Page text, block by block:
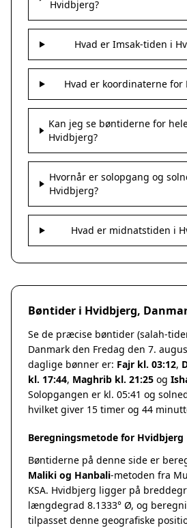
Hvidbjerg?
Hvad er Imsak-tiden i
Hvad er koordinaterne for
Kan jeg se bøntiderne for
Hvidbjerg?
Hvornår er solopgang og
Hvidbjerg?
Hvad er midnatstiden i
Bøntider i Hvidbjerg,
Se de præcise bøntider (salah-
Danmark den Fredag den 7.
daglige bønner er: Fajr kl. 03:12,
kl. 17:44, Maghrib kl. 21:25 og
Solopgangen er kl. 05:41 og
hvilket giver 15 timer og 44
Beregningsmetode for Hvidbjerg
Bøntiderne på denne side er
Maliki og Hanbali-metoden fra
KSA. Hvidbjerg ligger på
længdegrad 8.1333° Ø, og
tilpasset denne geografiske